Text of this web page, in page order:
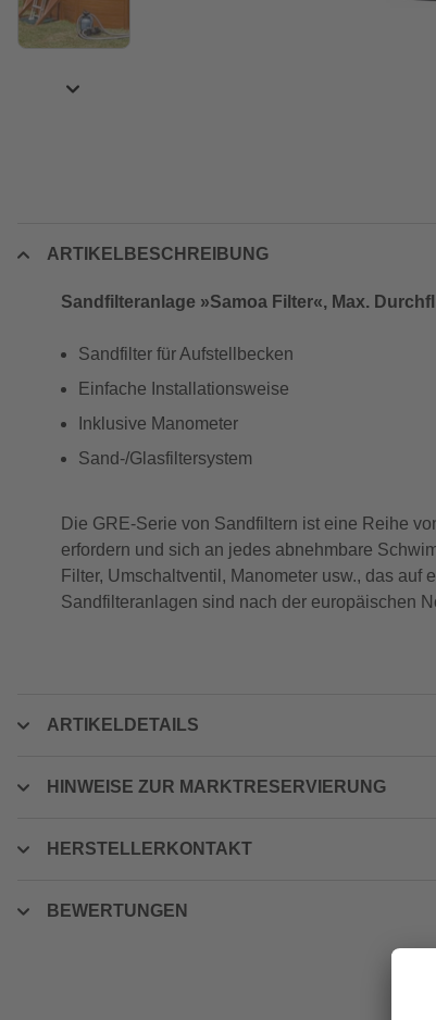
ARTIKELBESCHREIBUNG
Sandfilteranlage »Samoa Filter«, Max.
Sandfilter für Aufstellbecken
Einfache Installationsweise
Inklusive Manometer
Sand-/Glasfiltersystem
Die GRE-Serie von Sandfiltern ist eine Reihe
erfordern und sich an jedes abnehmbare
Filter, Umschaltventil, Manometer usw., das
Sandfilteranlagen sind nach der europäischen
ARTIKELDETAILS
HINWEISE ZUR MARKTRESERVIERUNG
HERSTELLERKONTAKT
BEWERTUNGEN